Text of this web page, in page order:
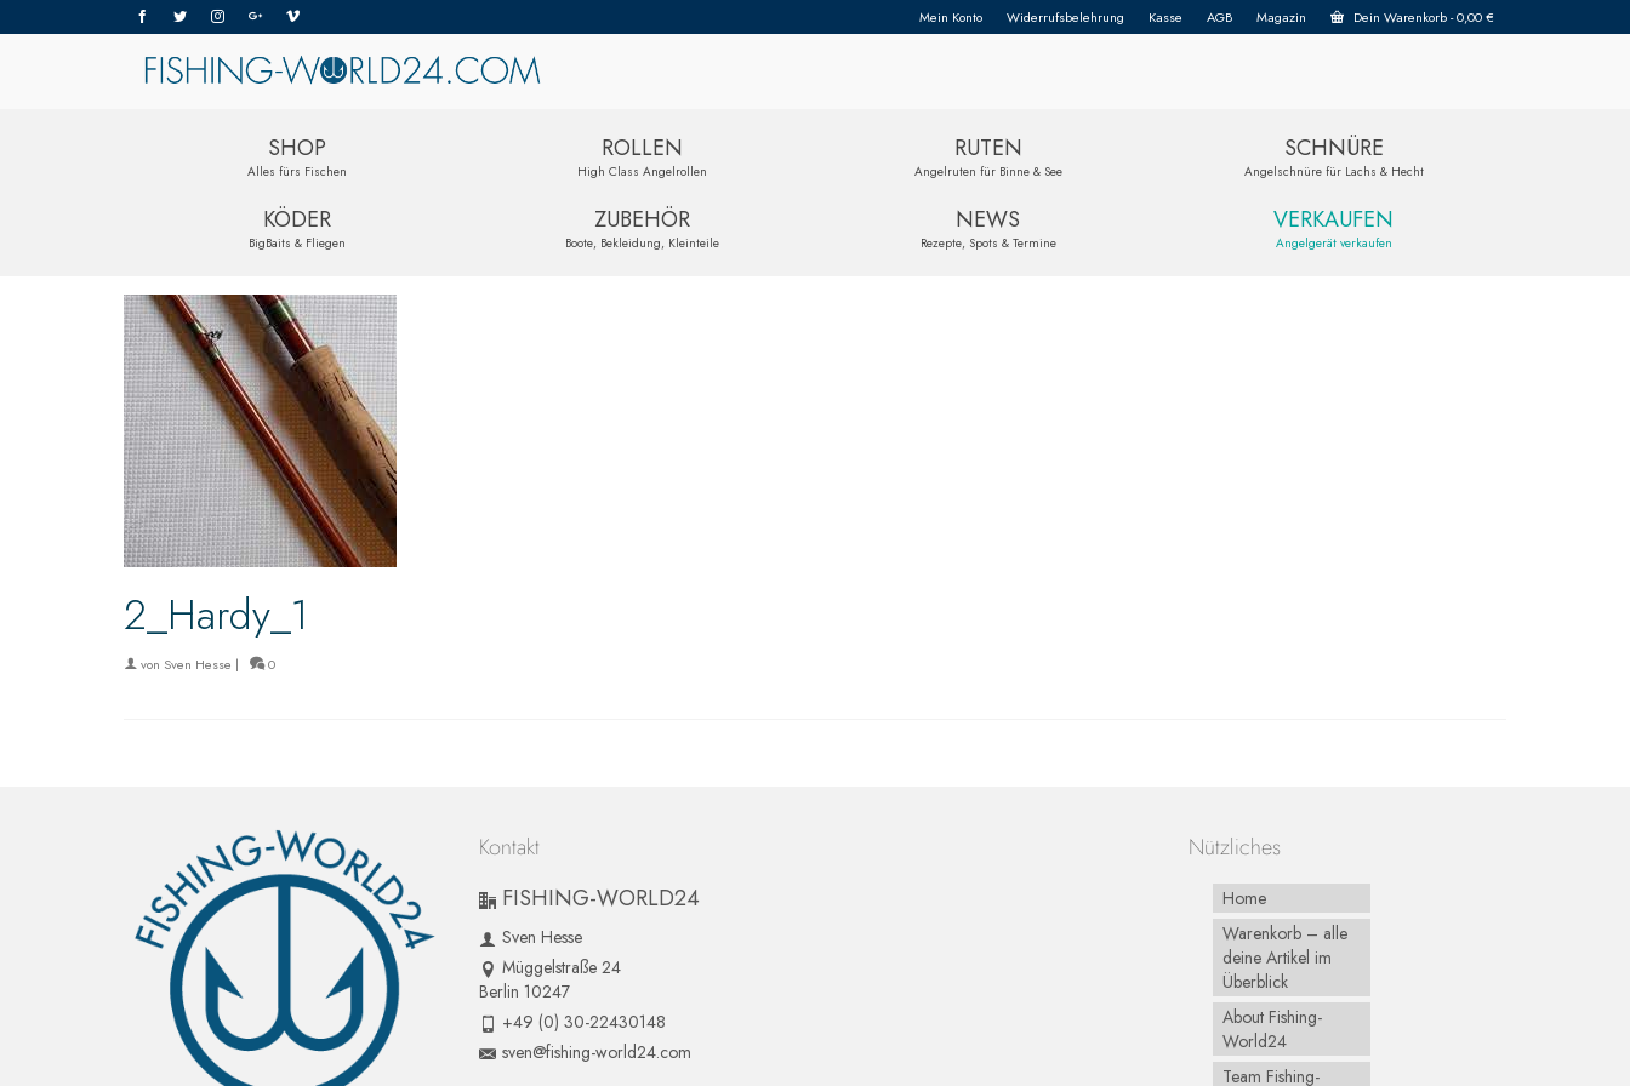
Mein Konto Widerrufsbelehrung Kasse AGB Magazin Dein Warenkorb-0,00€
SHOP
Alles fürs Fischen
ROLLEN
High Class Angelrollen
RUTEN
Angelruten für Binne & See
SCHNÜRE
Angelschnüre für Lachs & Hecht
KÖDER
BigBaits & Fliegen
ZUBEHÖR
Boote, Bekleidung, Kleinteile
NEWS
Rezepte, Spots & Termine
VERKAUFEN
Angelgerät verkaufen
2_Hardy_1
von Sven Hesse | 0
Kontakt
FISHING-WORLD24
Sven Hesse
Müggelstraße 24
Berlin 10247
+49 (0) 30-22430148
sven@fishing-world24.com
Nützliches
Home
Warenkorb – alle
deine Artikel im
Überblick
About Fishing-
World24
Team Fishing-